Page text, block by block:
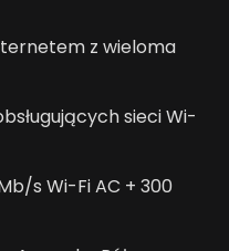
z wieloma
sieci Wi-
s Wi-Fi AC + 300